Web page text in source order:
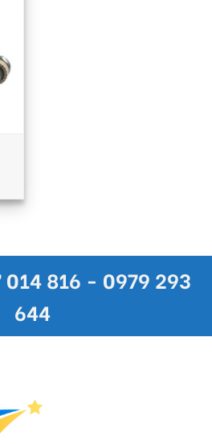
816 - 0979 293
644